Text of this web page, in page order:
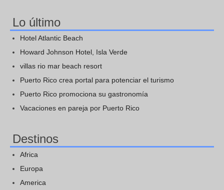
Lo último
Hotel Atlantic Beach
Howard Johnson Hotel, Isla Verde
villas rio mar beach resort
Puerto Rico crea portal para potenciar el turismo
Puerto Rico promociona su gastronomía
Vacaciones en pareja por Puerto Rico
Destinos
Africa
Europa
America